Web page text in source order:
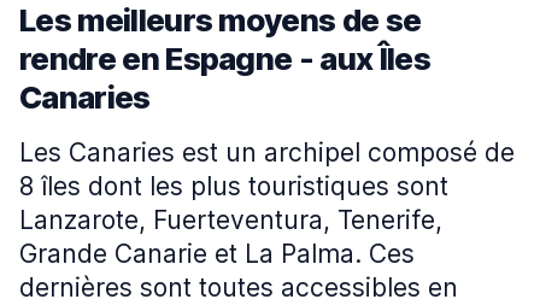
Les meilleurs moyens de se
rendre en Espagne - aux Îles
Canaries
Les Canaries est un archipel composé de
8 îles dont les plus touristiques sont
Lanzarote, Fuerteventura, Tenerife,
Grande Canarie et La Palma. Ces
dernières sont toutes accessibles en